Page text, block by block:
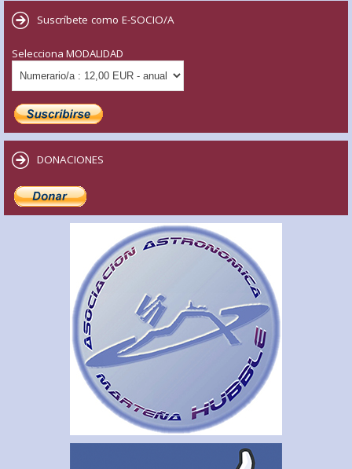
Suscríbete como E-SOCIO/A
Selecciona MODALIDAD
DONACIONES